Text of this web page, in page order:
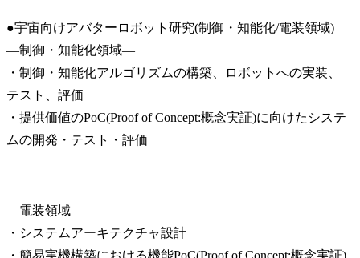
●宇宙向けアバターロボット研究(制御・知能化/電装領域)
―制御・知能化領域―
・制御・知能化アルゴリズムの構築、ロボットへの実装、
テスト、評価
・提供価値のPoC(Proof of Concept:概念実証)に向けたシステ
ムの開発・テスト・評価
―電装領域―
・システムアーキテクチャ設計